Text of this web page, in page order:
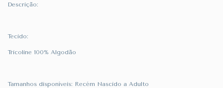
Descrição:
Tecido:
Tricoline 100% Algodão
Tamanhos disponíveis: Recém Nascido a Adulto